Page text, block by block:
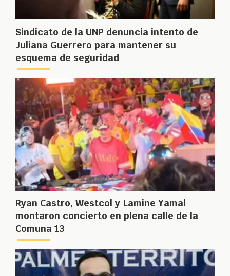
Sindicato de la UNP denuncia intento de
Juliana Guerrero para mantener su
esquema de seguridad
Ryan Castro, Westcol y Lamine Yamal
montaron concierto en plena calle de la
Comuna 13